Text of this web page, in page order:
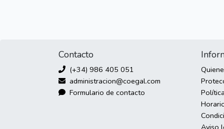
Contacto
(+34) 986 405 051
administracion@coegal.com
Formulario de contacto